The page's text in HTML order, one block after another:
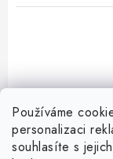
Používáme
personalizaci
souhlasíte s
Informace